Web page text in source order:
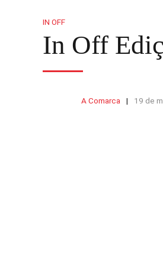
IN OFF
In Off
A Comarca 19 de